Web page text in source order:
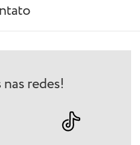
redes!